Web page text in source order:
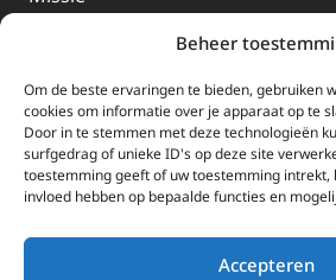
Beheer
Om de beste ervaringen te bieden, gebruiken
cookies om informatie over je apparaat op te
Door in te stemmen met deze technologieën
surfgedrag of unieke ID's op deze site
toestemming geeft of uw toestemming intrekt,
invloed hebben op bepaalde functies en
Accepteren
EWTN-Team
Organisatiegegevens
Doneren
EWTN wordt uitsluitend gefinancierd